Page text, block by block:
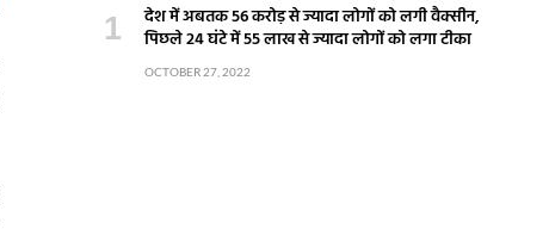
देश में अबतक 56 करोड़ से ज्यादा लोगों को लगी वैक्सीन,
पिछले 24 घंटे में 55 लाख से ज्यादा लोगों को लगा टीका
OCTOBER 27, 2022